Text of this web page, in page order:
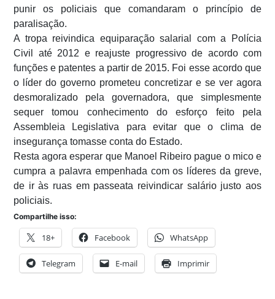
punir os policiais que comandaram o princípio de
paralisação.
A tropa reivindica equiparação salarial com a Polícia
Civil até 2012 e reajuste progressivo de acordo com
funções e patentes a partir de 2015. Foi esse acordo que
o líder do governo prometeu concretizar e se ver agora
desmoralizado pela governadora, que simplesmente
sequer tomou conhecimento do esforço feito pela
Assembleia Legislativa para evitar que o clima de
insegurança tomasse conta do Estado.
Resta agora esperar que Manoel Ribeiro pague o mico e
cumpra a palavra empenhada com os líderes da greve,
de ir às ruas em passeata reivindicar salário justo aos
policiais.
Compartilhe isso:
18+ Facebook WhatsApp
Telegram E-mail Imprimir